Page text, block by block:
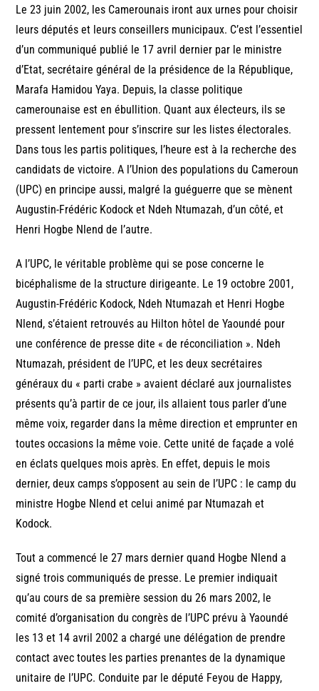
Le 23 juin 2002, les Camerounais iront aux urnes pour choisir
leurs députés et leurs conseillers municipaux. C’est l’essentiel
d’un communiqué publié le 17 avril dernier par le ministre
d’Etat, secrétaire général de la présidence de la République,
Marafa Hamidou Yaya. Depuis, la classe politique
camerounaise est en ébullition. Quant aux électeurs, ils se
pressent lentement pour s’inscrire sur les listes électorales.
Dans tous les partis politiques, l’heure est à la recherche des
candidats de victoire. A l’Union des populations du Cameroun
(UPC) en principe aussi, malgré la guéguerre que se mènent
Augustin-Frédéric Kodock et Ndeh Ntumazah, d’un côté, et
Henri Hogbe Nlend de l’autre.
A l’UPC, le véritable problème qui se pose concerne le
bicéphalisme de la structure dirigeante. Le 19 octobre 2001,
Augustin-Frédéric Kodock, Ndeh Ntumazah et Henri Hogbe
Nlend, s’étaient retrouvés au Hilton hôtel de Yaoundé pour
une conférence de presse dite « de réconciliation ». Ndeh
Ntumazah, président de l’UPC, et les deux secrétaires
généraux du « parti crabe » avaient déclaré aux journalistes
présents qu’à partir de ce jour, ils allaient tous parler d’une
même voix, regarder dans la même direction et emprunter en
toutes occasions la même voie. Cette unité de façade a volé
en éclats quelques mois après. En effet, depuis le mois
dernier, deux camps s’opposent au sein de l’UPC : le camp du
ministre Hogbe Nlend et celui animé par Ntumazah et
Kodock.
Tout a commencé le 27 mars dernier quand Hogbe Nlend a
signé trois communiqués de presse. Le premier indiquait
qu’au cours de sa première session du 26 mars 2002, le
comité d’organisation du congrès de l’UPC prévu à Yaoundé
les 13 et 14 avril 2002 a chargé une délégation de prendre
contact avec toutes les parties prenantes de la dynamique
unitaire de l’UPC. Conduite par le député Feyou de Happy,